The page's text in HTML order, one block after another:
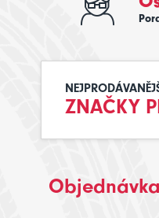
ZNAČKY